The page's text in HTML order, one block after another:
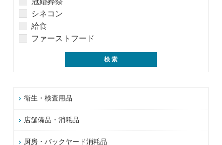
シネコン
給食
ファーストフード
衛生・検査用品
店舗備品・消耗品
厨房・バックヤード消耗品